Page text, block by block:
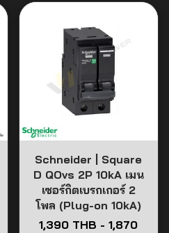
Schneider | Square
D QOvs 2P 10kA เมน
เซอร์กิตเบรกเกอร์ 2
โพล (Plug-on 10kA)
1,390 THB -1,870